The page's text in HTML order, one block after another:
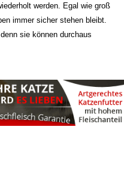
werden. Egal wie groß
immer sicher stehen bleibt.
sie können durchaus